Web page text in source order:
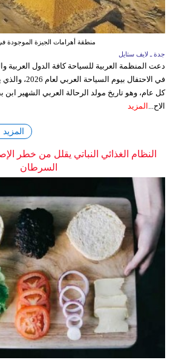
منطقة أهرامات الجيزة الموجودة
جدة ـ لايف ستايل
دعت المنظمة العربية للسياحة كافة الدول العربية
كل عام، وهو تاريخ مولد الرحالة العربي الشهير
الاح... المزيد
النظام الغذائي النباتي يقلل من خطر
السرطان